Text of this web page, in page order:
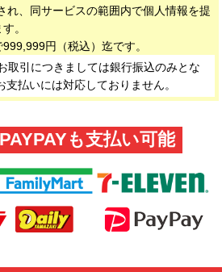
れ、同サービスの範囲内で個人情報を提
。
円（税込）迄です。
取引につきましては銀行振込のみとな
払いには対応しておりません。
も支払い可能